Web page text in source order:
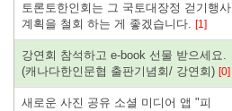
토론토한인회는 그 국토대장정 걷기행사
계획을 철회 하는 게 좋겠습니다. [1]
강연회 참석하고 e-book 선물 받으세요.
(캐나다한인문협 출판기념회/ 강연회) [0]
새로운 사진 공유 소셜 미디어 앱 "피